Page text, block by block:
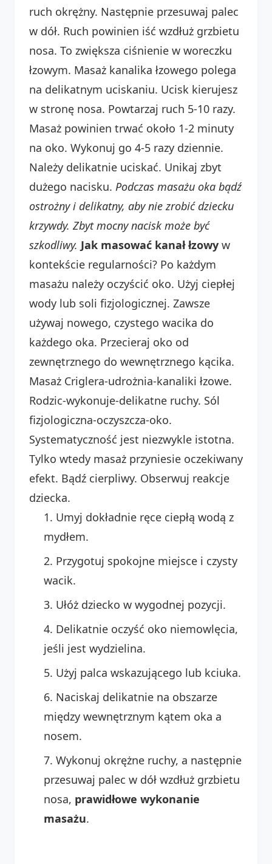
ruch okrężny. Następnie przesuwaj palec
w dół. Ruch powinien iść wzdłuż grzbietu
nosa. To zwiększa ciśnienie w woreczku
łzowym. Masaż kanalika łzowego polega
na delikatnym uciskaniu. Ucisk kierujesz
w stronę nosa. Powtarzaj ruch 5-10 razy.
Masaż powinien trwać około 1-2 minuty
na oko. Wykonuj go 4-5 razy dziennie.
Należy delikatnie uciskać. Unikaj zbyt
dużego nacisku. Podczas masażu oka bądź
ostrożny i delikatny, aby nie zrobić dziecku
krzywdy. Zbyt mocny nacisk może być
szkodliwy. Jak masować kanał łzowy w
kontekście regularności? Po każdym
masażu należy oczyścić oko. Użyj ciepłej
wody lub soli fizjologicznej. Zawsze
używaj nowego, czystego wacika do
każdego oka. Przecieraj oko od
zewnętrznego do wewnętrznego kącika.
Masaż Criglera-udrożnia-kanaliki łzowe.
Rodzic-wykonuje-delikatne ruchy. Sól
fizjologiczna-oczyszcza-oko.
Systematyczność jest niezwykle istotna.
Tylko wtedy masaż przyniesie oczekiwany
efekt. Bądź cierpliwy. Obserwuj reakcje
dziecka.
Umyj dokładnie ręce ciepłą wodą z
mydłem.
Przygotuj spokojne miejsce i czysty
wacik.
Ułóż dziecko w wygodnej pozycji.
Delikatnie oczyść oko niemowlęcia,
jeśli jest wydzielina.
Użyj palca wskazującego lub kciuka.
Naciskaj delikatnie na obszarze
między wewnętrznym kątem oka a
nosem.
Wykonuj okrężne ruchy, a następnie
przesuwaj palec w dół wzdłuż grzbietu
nosa, prawidłowe wykonanie
masażu.